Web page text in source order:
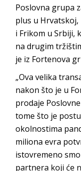
Poslovna grupa
plus u Hrvatskoj,
i Frikom u Srbiji,
na drugim
je iz Fortenova
„Ova velika
nakon što je u
prodaje
tome što je
okolnostima
miliona evra
istovremeno
partnera koji će